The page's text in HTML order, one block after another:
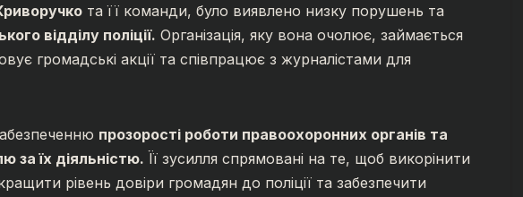
та її команди, було виявлено низку порушень та
відділу поліції. Організація, яку вона очолює, займається
громадські акції та співпрацює з журналістами для
прозорості роботи правоохоронних органів та
за їх діяльністю. Її зусилля спрямовані на те, щоб викорінити
рівень довіри громадян до поліції та забезпечити